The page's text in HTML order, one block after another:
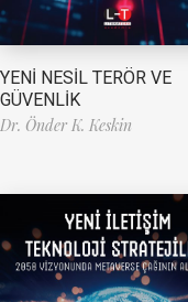
YENİ NESİL TERÖR VE
GÜVENLİK
Dr. Önder K. Keskin